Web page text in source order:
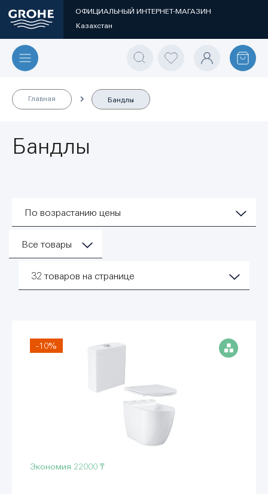
ОФИЦИАЛЬНЫЙ ИНТЕРНЕТ-МАГАЗИН
Казахстан
Главная Бандлы
Бандлы
По возрастанию цены
Все товары
32 товаров на странице
-10%
Экономия 22000 ₸